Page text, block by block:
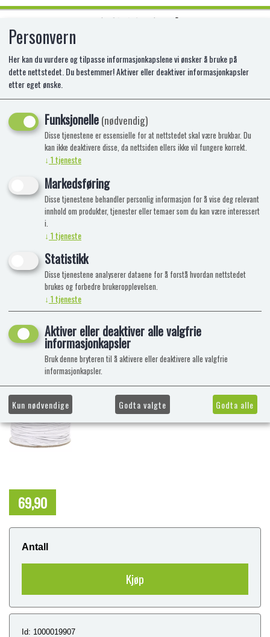
ELASTIKKSNOR HVIT 25METER
69,90
Antall
Kjøp
Id: 1000019907
Personvern
Her kan du vurdere og tilpasse informasjonkapslene vi ønsker å bruke på
dette nettstedet. Du bestemmer! Aktiver eller deaktiver informasjonkapsler
etter eget ønske.
Funksjonelle(nødvendig)
Disse tjenestene er essensielle for at nettstedet skal være brukbar. Du
kan ikke deaktivere disse, da nettsiden ellers ikke vil fungere korrekt.
↓ 1tjeneste
Markedsføring
Disse tjenestene behandler personlig informasjon for å vise deg relevant
innhold om produkter, tjenester eller temaer som du kan være interessert
i.
↓ 1tjeneste
Statistikk
Disse tjenestene analyserer dataene for å forstå hvordan nettstedet
brukes og forbedre brukeropplevelsen.
↓ 1tjeneste
Aktiver eller deaktiver alle valgfrie
informasjonkapsler
Bruk denne bryteren til å aktivere eller deaktivere alle valgfrie
informasjonkapsler.
Kun nødvendige Godta valgte Godta alle